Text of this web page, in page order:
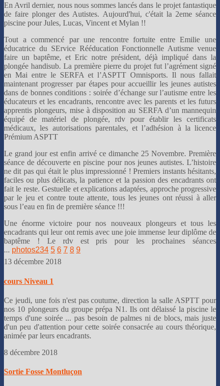
En Avril dernier, nous nous sommes lancés dans le projet fantastique
de faire plonger des Autistes. Aujourd'hui, c'était la 2eme séance
piscine pour Jules, Lucas, Vincent et Mylan !!
Tout a commencé par une rencontre fortuite entre Emilie une
éducatrice du SErvice Rééducation Fonctionnelle Autisme venue
faire un baptême, et Eric notre président, déjà impliqué dans la
plongée handisub. La première pierre du projet fut l’agrément signé
en Mai entre le SERFA et l’ASPTT Omnisports. Il nous fallait
maintenant progresser par étapes pour accueillir les jeunes autistes
dans de bonnes conditions : soirée d’échange sur l’autisme entre les
éducateurs et les encadrants, rencontre avec les parents et les futurs
apprentis plongeurs, mise à disposition au SERFA d’un mannequin
équipé de matériel de plongée, rdv pour établir les certificats
médicaux, les autorisations parentales, et l’adhésion à la licence
Prémium ASPTT
Le grand jour est enfin arrivé ce dimanche 25 Novembre. Première
séance de découverte en piscine pour nos jeunes autistes. L’histoire
ne dit pas qui était le plus impressionné ! Premiers instants hésitants,
faciles ou plus délicats, la patience et la passion des encadrants ont
fait le reste. Gestuelle et explications adaptées, approche progressive
par le jeu et contre toute attente, tous les jeunes ont réussi à aller
sous l’eau en fin de première séance !!!
Une énorme victoire pour nos nouveaux plongeurs et tous les
encadrants qui leur ont remis avec une joie immense leur diplôme de
baptême ! Le rdv est pris pour les prochaines séances
... photos234 5 6 7 8 9
13 décembre 2018
cours Niveau 1
Ce jeudi, une fois n'est pas coutume, direction la salle ASPTT pour
nos 10 plongeurs du groupe prépa N1. Ils ont délaissé la piscine le
temps d'une soirée ... pas besoin de palmes ni de blocs, mais juste
d'un peu d'attention pour cette soirée consacrée au cours théorique,
animée par leurs encadrants.
8 décembre 2018
Sortie Fosse Montluçon